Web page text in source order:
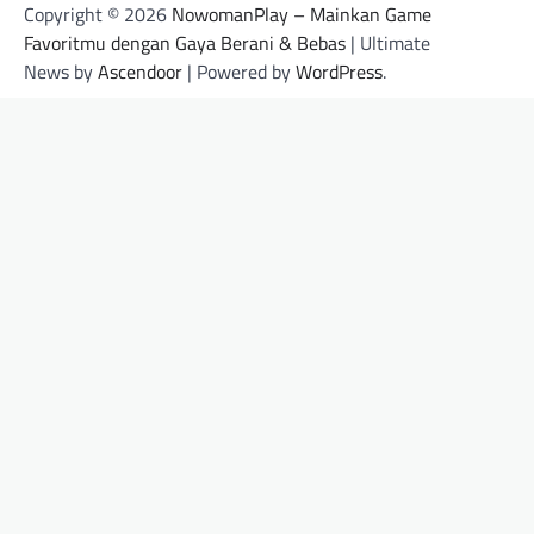
Copyright © 2026 NowomanPlay – Mainkan Game
Favoritmu dengan Gaya Berani & Bebas | Ultimate
News byAscendoor | Powered byWordPress.